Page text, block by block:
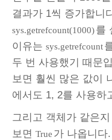
결과가 1씩 증가합니
sys.getrefcount(1000)를
이유는 sys.getrefcount
두 번 사용했기 때문
보면 훨씬 많은 값이
에서도 1, 2를 사용하
그리고 객체가 같은
보면 True 가 나옵니다